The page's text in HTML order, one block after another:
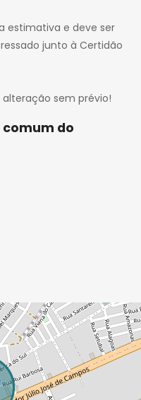
estimativa e deve ser
junto à Certidão
sem prévio!
comum do